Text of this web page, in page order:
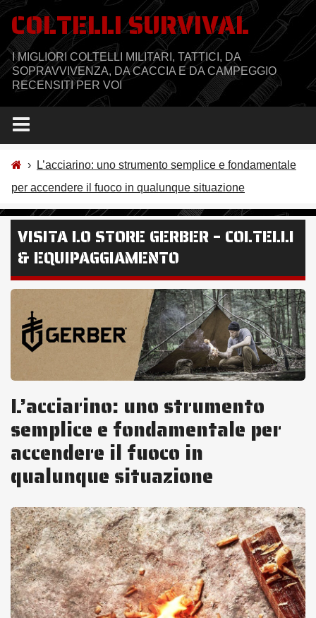
Salta
contenuto
COLTELLI SURVIVAL
I MIGLIORI COLTELLI MILITARI, TATTICI, DA
SOPRAVVIVENZA, DA CACCIA E DA CAMPEGGIO
RECENSITI PER VOI
›
L’acciarino: uno strumento semplice e fondamentale
per accendere il fuoco in qualunque situazione
VISITA LO STORE GERBER – COLTELLI
& EQUIPAGGIAMENTO
L’acciarino: uno strumento
semplice e fondamentale per
accendere il fuoco in
qualunque situazione